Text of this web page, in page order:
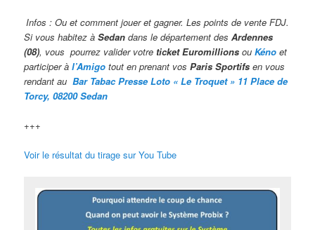
Infos : Ou et comment jouer et gagner. Les points de vente FDJ.
Si vous habitez àSedan dans le département desArdennes
(08), vous pourrez valider votre ticket Euromillions ouKéno et
participer àl’Amigo tout en prenant vosParis Sportifs en vous
rendant au Bar Tabac Presse Loto « Le Troquet » 11 Place de
Torcy, 08200 Sedan
+++
Voir le résultat du tirage sur You Tube